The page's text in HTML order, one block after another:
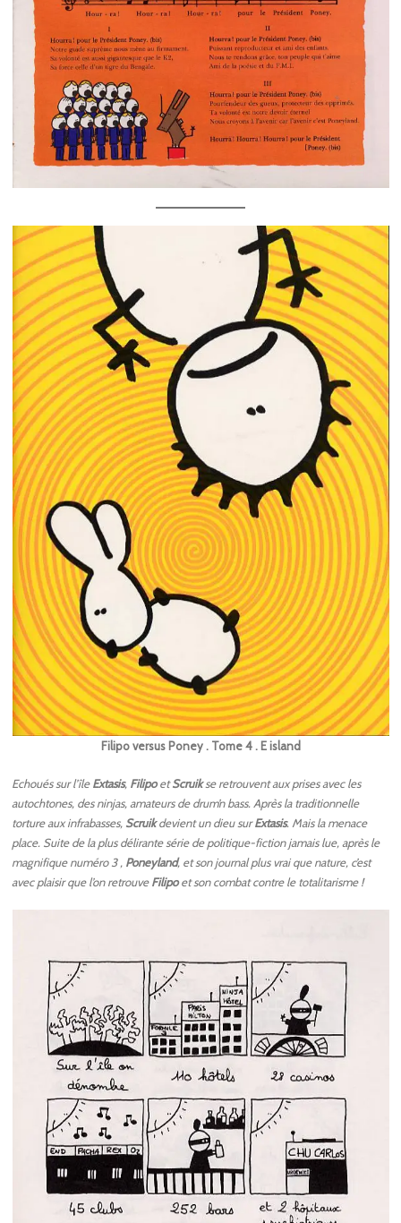
Filipo versus Poney . Tome 4 . E island
Echoués sur l’îleExtasis, FilipoetScruikse retrouvent aux prises avec les
autochtones, des ninjas, amateurs de drum’n bass. Après la traditionnelle
torture aux infrabasses, Scruikdevient un dieu surExtasis. Mais la menace
place. Suite de la plus délirante série de politique-fiction jamais lue, après le
magnifique numéro 3 , Poneyland, et son journal plus vrai que nature, c’est
avec plaisir que l’on retrouveFilipoet son combat contre le totalitarisme !